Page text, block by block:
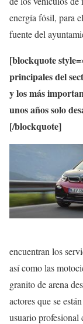
energía fósil, para
fuente del
[blockquote
principales del
y los más
unos años solo
[/blockquote]
encuentran los
así como las
granito de arena
actores que se
usuario profesional